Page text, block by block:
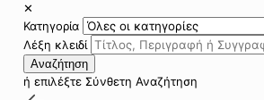
✕
Κατηγορία
Λέξη κλειδί
Αναζήτηση
ή επιλέξτε Σύνθετη Αναζήτηση